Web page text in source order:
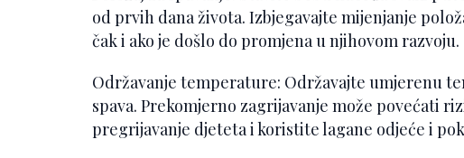
od prvih dana života. Izbjegavajte mijenjanje
čak i ako je došlo do promjena u njihovom razvoju.
Održavanje temperature: Održavajte umjerenu
spava. Prekomjerno zagrijavanje može povećati
pregrijavanje djeteta i koristite lagane odjeće i